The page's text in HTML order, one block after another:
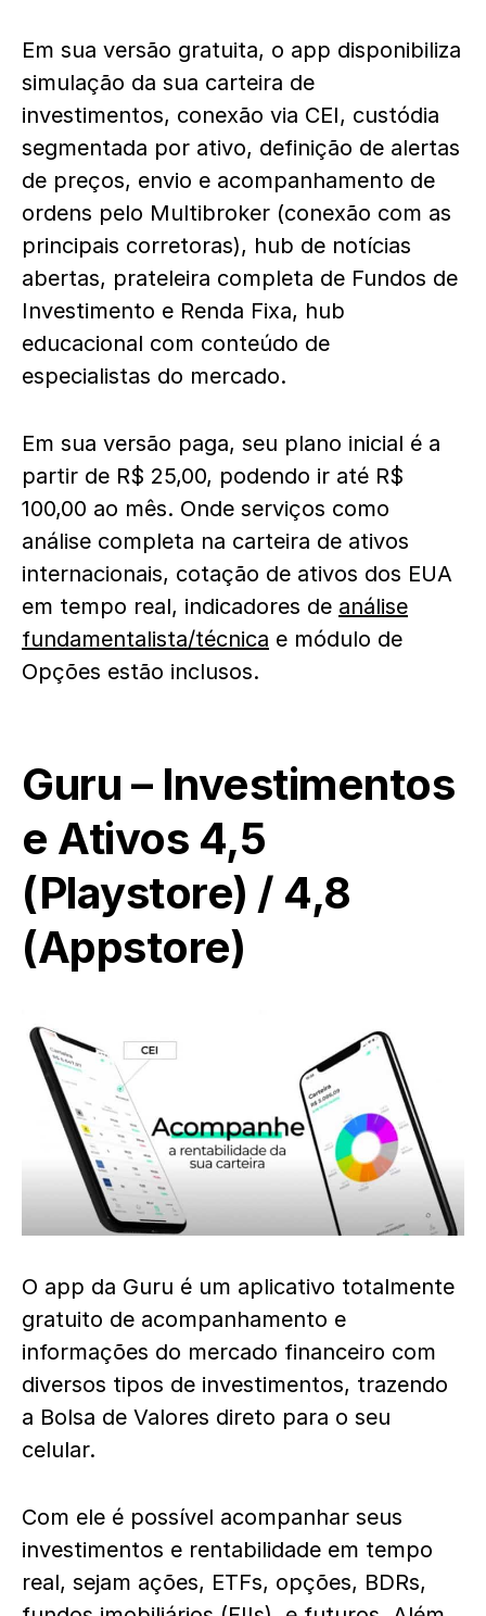
Em sua versão gratuita, o app disponibiliza
simulação da sua carteira de
investimentos, conexão via CEI, custódia
segmentada por ativo, definição de alertas
de preços, envio e acompanhamento de
ordens pelo Multibroker (conexão com as
principais corretoras), hub de notícias
abertas, prateleira completa de Fundos de
Investimento e Renda Fixa, hub
educacional com conteúdo de
especialistas do mercado.
Em sua versão paga, seu plano inicial é a
partir de R$ 25,00, podendo ir até R$
100,00 ao mês. Onde serviços como
análise completa na carteira de ativos
internacionais, cotação de ativos dos EUA
em tempo real, indicadores de análise
fundamentalista/técnica e módulo de
Opções estão inclusos.
Guru – Investimentos
e Ativos 4,5
(Playstore) / 4,8
(Appstore)
O app da Guru é um aplicativo totalmente
gratuito de acompanhamento e
informações do mercado financeiro com
diversos tipos de investimentos, trazendo
a Bolsa de Valores direto para o seu
celular.
Com ele é possível acompanhar seus
investimentos e rentabilidade em tempo
real, sejam ações, ETFs, opções, BDRs,